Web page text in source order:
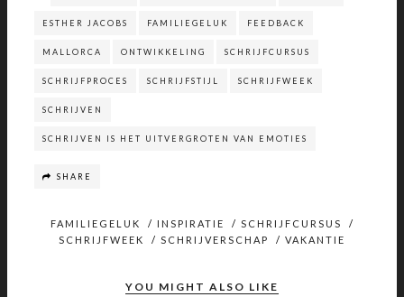
ESTHER JACOBS FAMILIEGELUK FEEDBACK
MALLORCA ONTWIKKELING SCHRIJFCURSUS
SCHRIJFPROCES SCHRIJFSTIJL SCHRIJFWEEK
SCHRIJVEN
SCHRIJVEN IS HET UITVERGROTEN VAN EMOTIES
SHARE
FAMILIEGELUK / INSPIRATIE / SCHRIJFCURSUS
/
SCHRIJFWEEK
/ SCHRIJVERSCHAP / VAKANTIE
YOU MIGHT ALSO LIKE